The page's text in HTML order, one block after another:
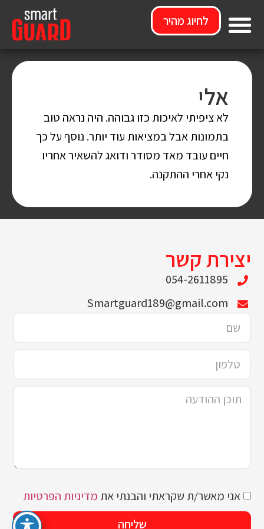
לחיוג מהיר
אלי
לא ציפיתי לאיכות כזו גבוהה. היה נראה טוב
בתמונות אבל במציאות עוד יותר. נוסף על כך
חיים עובד מאד מסודר ודואג להשאיר אחריו
נקי אחרי ההתקנה.
יצירת קשר
054-2611895
Smartguard189@gmail.com
אני מאשר/ת שקראתי והבנתי את מדיניות הפרטיות
שליחה